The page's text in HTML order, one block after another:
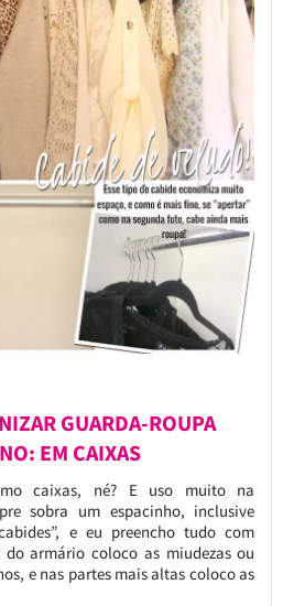
GUARDA-ROUPA
EM CAIXAS
caixas, né? E uso muito na
sobra um espacinho, inclusive
e eu preencho tudo com
armário coloco as miudezas ou
e nas partes mais altas coloco as